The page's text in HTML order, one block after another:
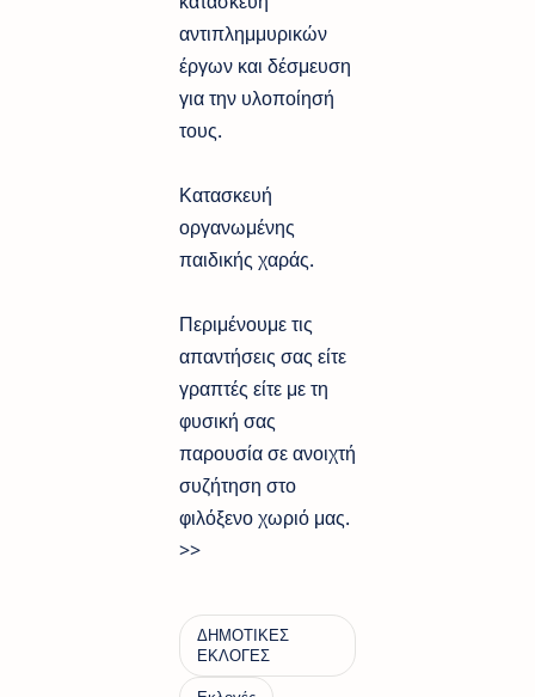
αντιπλημμυρικών
έργων και δέσμευση
για την υλοποίησή
τους.
Κατασκευή
οργανωμένης
παιδικής χαράς.
Περιμένουμε τις
απαντήσεις σας είτε
γραπτές είτε με τη
φυσική σας
παρουσία σε ανοιχτή
συζήτηση στο
φιλόξενο χωριό μας.
>>